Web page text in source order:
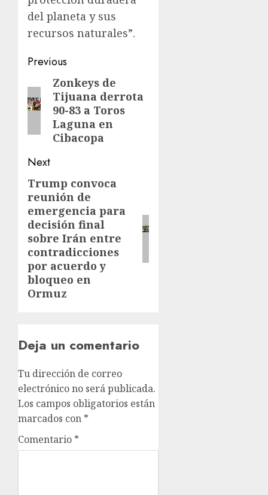
del planeta y sus
recursos naturales”.
Previous
Zonkeys de
Tijuana derrota
90-83 a Toros
Laguna en
Cibacopa
Next
Trump convoca
reunión de
emergencia para
decisión final
sobre Irán entre
contradicciones
por acuerdo y
bloqueo en
Ormuz
Deja un comentario
Tu dirección de correo
electrónico no será publicada.
Los campos obligatorios están
marcados con *
Comentario *